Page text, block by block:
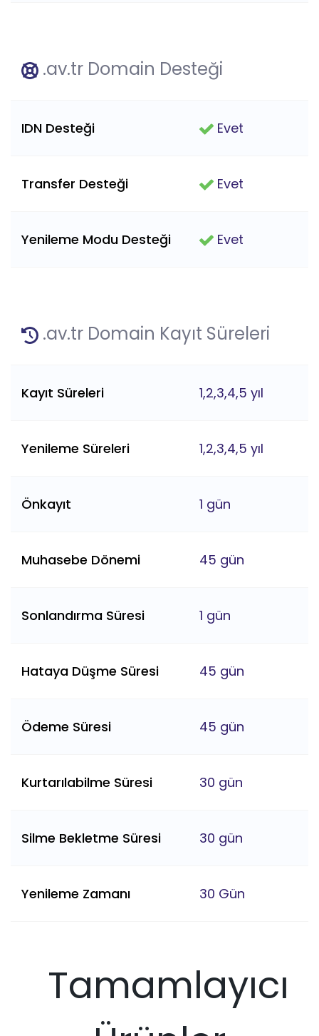
.av.tr Domain Desteği
IDN Desteği Evet
Transfer Desteği Evet
Yenileme Modu Desteği Evet
.av.tr Domain Kayıt Süreleri
Kayıt Süreleri 1,2,3,4,5 yıl
Yenileme Süreleri 1,2,3,4,5 yıl
Önkayıt 1 gün
Muhasebe Dönemi 45 gün
Sonlandırma Süresi 1 gün
Hataya Düşme Süresi 45 gün
Ödeme Süresi 45 gün
Kurtarılabilme Süresi 30 gün
Silme Bekletme Süresi 30 gün
Yenileme Zamanı 30 Gün
Tamamlayıcı